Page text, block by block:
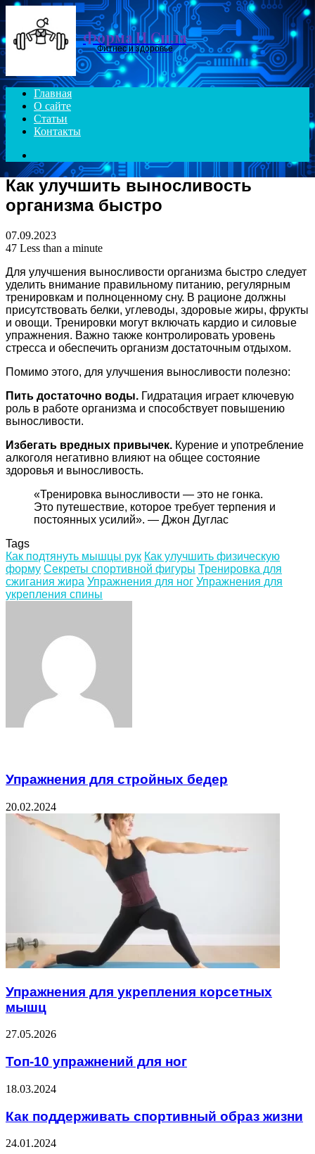
Menu
Форма И Сила
Фитнес и здоровье
Главная
О сайте
Статьи
Контакты
for
Как улучшить выносливость
организма быстро
07.09.2023
47 Less than a minute
Для улучшения выносливости организма быстро следует
уделить внимание правильному питанию, регулярным
тренировкам и полноценному сну. В рационе должны
присутствовать белки, углеводы, здоровые жиры, фрукты
и овощи. Тренировки могут включать кардио и силовые
упражнения. Важно также контролировать уровень
стресса и обеспечить организм достаточным отдыхом.
Помимо этого, для улучшения выносливости полезно:
Пить достаточно воды. Гидратация играет ключевую
роль в работе организма и способствует повышению
выносливости.
Избегать вредных привычек. Курение и употребление
алкоголя негативно влияют на общее состояние
здоровья и выносливость.
«Тренировка выносливости — это не гонка.
Это путешествие, которое требует терпения и
постоянных усилий». — Джон Дуглас
Tags
Как подтянуть мышцы рук Как улучшить физическую
форму Секреты спортивной фигуры Тренировка для
сжигания жира Упражнения для ног Упражнения для
укрепления спины
Упражнения для стройных бедер
20.02.2024
Упражнения для укрепления корсетных
мышц
27.05.2026
Топ-10 упражнений для ног
18.03.2024
Как поддерживать спортивный образ жизни
24.01.2024